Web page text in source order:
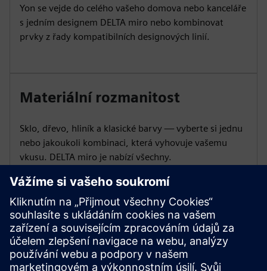
Yon se vejde do celého vašeho domova nebo kanceláře
s jedním designem DELTA miro nebo kombinovat
prvky z řady kompatibilních designových linií.
Materiální rozmanitost
Sklo, dřevo, hliník a klasické barvy — vyberte si jednu
nebo jakoukoli kombinaci, která vyhovuje vašemu
vkusu. DELTA miro je nabízí všechny.
Kompatibilita s i-systémem
Systém i-system přináší do vašich produktů DELTA
miro rozsáhlé komponenty a funkce místností.